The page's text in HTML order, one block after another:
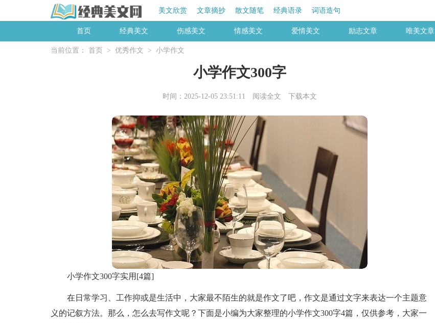
美文欣赏 文章摘抄 散文随笔 经典语录 词语造句
首页 经典美文 伤感美文 情感美文 爱情美文 励志文章 唯美文章
当前位置： 首页 > 优秀作文 > 小学作文
小学作文300字
时间：2025-12-05 23:51:11 阅读全文 下载本文
小学作文300字实用[4篇]
在日常学习、工作抑或是生活中，大家最不陌生的就是作文了吧，作文是通过文字来表达一个主题意
义的记叙方法。那么，怎么去写作文呢？下面是小编为大家整理的小学作文300字4篇，仅供参考，大家一